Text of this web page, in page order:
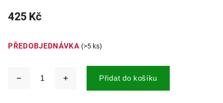
425 Kč
PŘEDOBJEDNÁVKA (>5 ks)
Přidat do košíku